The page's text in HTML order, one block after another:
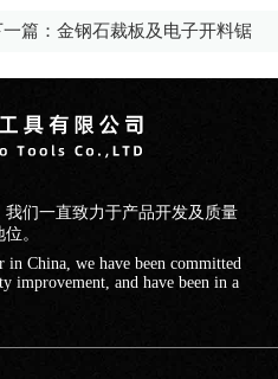
篇： 金钢石裁板及电子开料锯
们一直致力于产品开发及质量
。
China, we have been committed
improvement, and have been in a